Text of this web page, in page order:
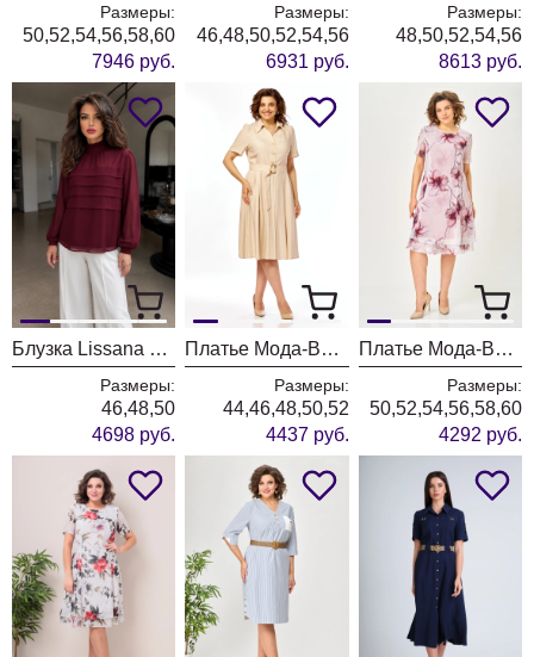
Размеры:
50,52,54,56,58,60
7946 руб.
Размеры:
46,48,50,52,54,56
6931 руб.
Размеры:
48,50,52,54,56
8613 руб.
Блузка Lissana 5058 бургунди
Размеры:
46,48,50
4698 руб.
Платье Мода-Версаль 2662 сливочный
Размеры:
44,46,48,50,52
4437 руб.
Платье Мода-Версаль 2383/пудра
Размеры:
50,52,54,56,58,60
4292 руб.